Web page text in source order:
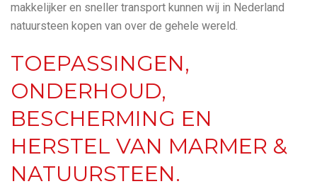
makkelijker en sneller transport kunnen wij in Nederland
natuursteen kopen van over de gehele wereld.
TOEPASSINGEN,
ONDERHOUD,
BESCHERMING EN
HERSTEL VAN MARMER &
NATUURSTEEN.